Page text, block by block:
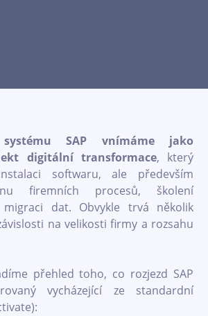
systému SAP vnímáme jako
digitální transformace, který
softwaru, ale především
firemních procesů, školení
dat. Obvykle trvá několik
na velikosti firmy a rozsahu
přehled toho, co rozjezd SAP
vycházející ze standardní